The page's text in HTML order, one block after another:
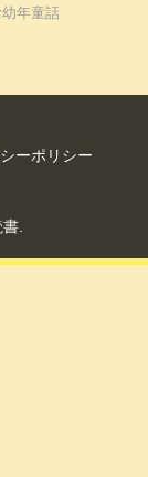
年童話
ーポリシー
.